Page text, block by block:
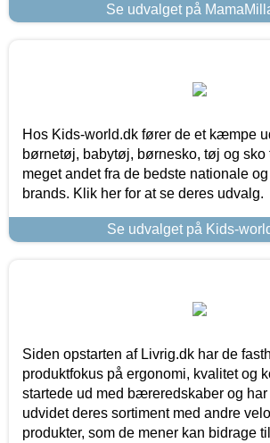
Se udvalget på
Hos Kids-world.dk fører de et kæmpe
børnetøj, babytøj, børnesko, tøj og sko
meget andet fra de bedste nationale
brands. Klik her for at se deres udvalg.
Se udvalget på Kids-
Siden opstarten af Livrig.dk har de
produktfokus på ergonomi, kvalitet og
startede ud med bæreredskaber og har
udvidet deres sortiment med andre
produkter, som de mener kan bidrage